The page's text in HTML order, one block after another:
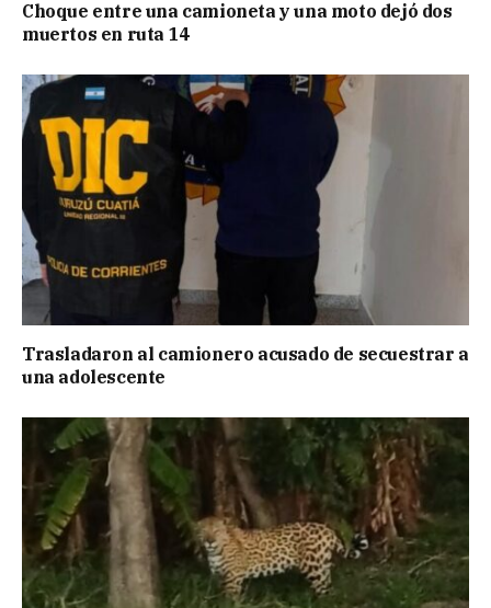
Choque entre una camioneta y una moto dejó dos
muertos en ruta 14
Trasladaron al camionero acusado de secuestrar a
una adolescente